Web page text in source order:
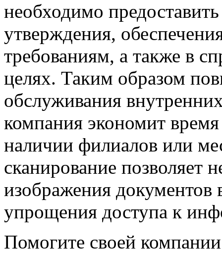
необходимо
утверждения,
требованиям, а также в
целях. Таким образом
обслуживания
компания экономит
наличии филиалов или
сканирование позволяет
изображения документов
упрощения доступа к
Помогите своей